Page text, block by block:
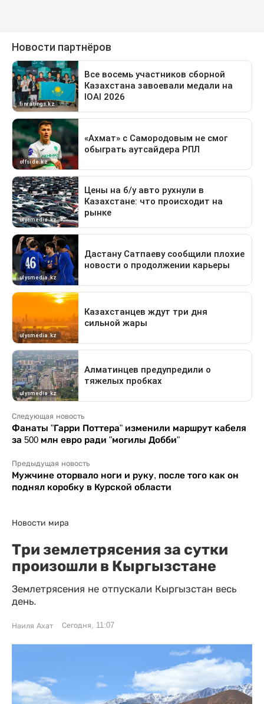
Следующая новость
Фанаты "Гарри Поттера" изменили маршрут кабеля
за 500 млн евро ради "могилы Добби"
Предыдущая новость
Мужчине оторвало ноги и руку, после того как он
поднял коробку в Курской области
Новости мира
Три землетрясения за сутки
произошли в Кыргызстане
Землетрясения не отпускали Кыргызстан весь
день.
Наиля Ахат Сегодня, 11:07